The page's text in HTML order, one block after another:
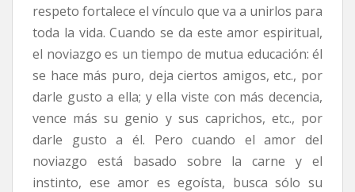
respeto fortalece el vínculo que va a unirlos para
toda la vida. Cuando se da este amor espiritual,
el noviazgo es un tiempo de mutua educación: él
se hace más puro, deja ciertos amigos, etc., por
darle gusto a ella; y ella viste con más decencia,
vence más su genio y sus caprichos, etc., por
darle gusto a él. Pero cuando el amor del
noviazgo está basado sobre la carne y el
instinto, ese amor es egoísta, busca sólo su